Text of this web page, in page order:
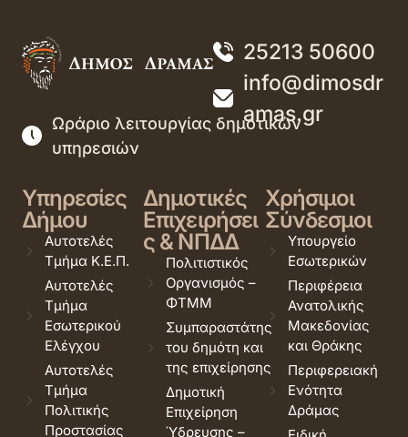
25213 50600
info@dimosdr
amas.gr
Ωράριο λειτουργίας δημοτικών
υπηρεσιών
Υπηρεσίες
Δήμου
Αυτοτελές
Τμήμα Κ.Ε.Π.
Αυτοτελές
Τμήμα
Εσωτερικού
Ελέγχου
Αυτοτελές
Τμήμα
Πολιτικής
Προστασίας
Δημοτικές
Επιχειρήσει
ς & ΝΠΔΔ
Πολιτιστικός
Οργανισμός –
ΦΤΜΜ
Συμπαραστάτης
του δημότη και
της επιχείρησης
Δημοτική
Επιχείρηση
Ύδρευσης –
Χρήσιμοι
Σύνδεσμοι
Υπουργείο
Εσωτερικών
Περιφέρεια
Ανατολικής
Μακεδονίας
και Θράκης
Περιφερειακή
Ενότητα
Δράμας